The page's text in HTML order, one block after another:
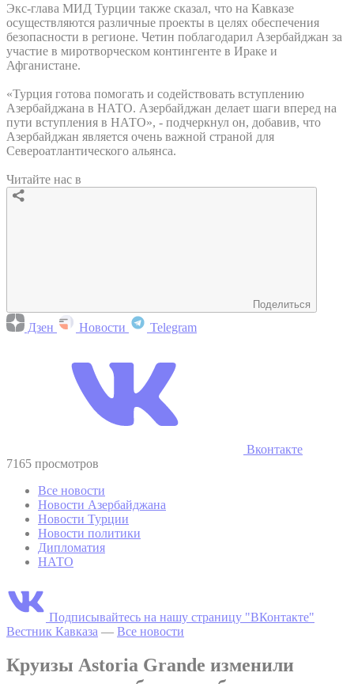
Экс-глава МИД Турции также сказал, что на Кавказе
осуществляются различные проекты в целях обеспечения
безопасности в регионе. Четин поблагодарил Азербайджан за
участие в миротворческом контингенте в Ираке и
Афганистане.
«Турция готова помогать и содействовать вступлению
Азербайджана в НАТО. Азербайджан делает шаги вперед на
пути вступления в НАТО», - подчеркнул он, добавив, что
Азербайджан является очень важной страной для
Североатлантического альянса.
Читайте нас в
Поделиться
Дзен Новости Telegram
Вконтакте
7165 просмотров
Все новости
Новости Азербайджана
Новости Турции
Новости политики
Дипломатия
НАТО
Подписывайтесь на нашу страницу "ВКонтакте"
Вестник Кавказа — Все новости
Круизы Astoria Grande изменили